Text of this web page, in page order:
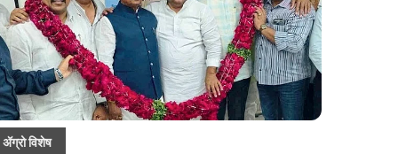
ॲग्रो विशेष